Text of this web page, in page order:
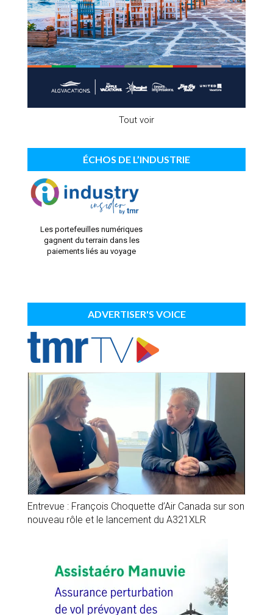
Tout voir
ÉCHOS DE L’INDUSTRIE
Les portefeuilles numériques
gagnent du terrain dans les
paiements liés au voyage
ADVERTISER'S VOICE
Entrevue : François Choquette d’Air Canada sur son
nouveau rôle et le lancement du A321XLR